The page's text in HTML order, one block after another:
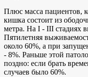
Плюс масса пациентов,
кишка состоит из
метра. На I - III стадиях
Пятилетняя
около 60%, а при
- 8%. Раньше этой
поздно: если брать
случаев было 60%.